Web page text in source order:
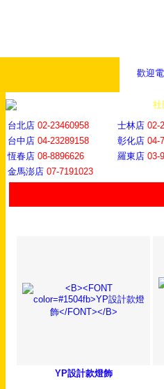
歡迎
社
台北店 02-23460958 士林店 02-
台中店 04-23289158 彰化店 04-
恆春店 08-8896626 羅東店 03-
金馬澎店 07-7191023
YP設計款燈飾